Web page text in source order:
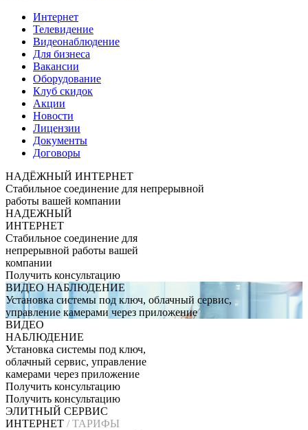
Интернет
Телевидение
Видеонаблюдение
Для бизнеса
Вакансии
Оборудование
Клуб скидок
Акции
Новости
Лицензии
Документы
Договоры
НАДЁЖНЫЙ ИНТЕРНЕТ
Стабильное соединение для непрерывной
работы вашей компании
НАДЕЖНЫЙ
ИНТЕРНЕТ
Стабильное соединение для
непрерывной работы вашей
компании
Получить консультацию
ВИДЕО НАБЛЮДЕНИЕ
Установка системы под ключ, облачный сервис,
управление камерами через приложение
ВИДЕО
НАБЛЮДЕНИЕ
Установка системы под ключ,
облачный сервис, управление
камерами через приложение
Получить консультацию
Получить консультацию
ЭЛИТНЫЙ СЕРВИС
ИНТЕРНЕТ / ТАРИФЫ